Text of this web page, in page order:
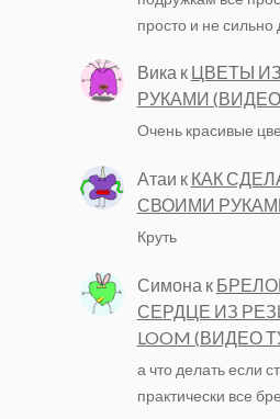
просто и не
Вика к ЦВЕТЫ
РУКАМИ
Очень красивые
Атаи к КАК
СВОИМИ
Круть
Симона к
СЕРДЦЕ ИЗ
LOOM (ВИДЕО
а что делать если
практически все